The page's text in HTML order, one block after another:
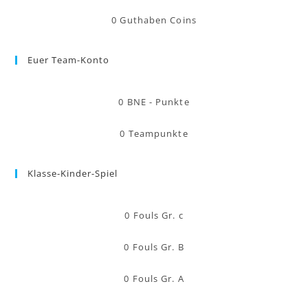
0 Guthaben Coins
Euer Team-Konto
0 BNE - Punkte
0 Teampunkte
Klasse-Kinder-Spiel
0 Fouls Gr. c
0 Fouls Gr. B
0 Fouls Gr. A